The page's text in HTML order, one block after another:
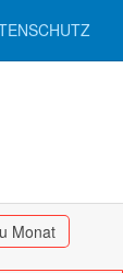
Monat